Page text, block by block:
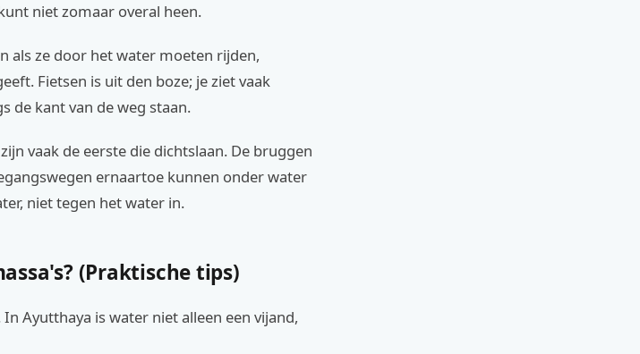
niet zomaar overal heen.
als ze door het water moeten rijden,
Fietsen is uit den boze; je ziet vaak
de kant van de weg staan.
vaak de eerste die dichtslaan. De bruggen
ernaartoe kunnen onder water
niet tegen het water in.
(Praktische tips)
Ayutthaya is water niet alleen een vijand,